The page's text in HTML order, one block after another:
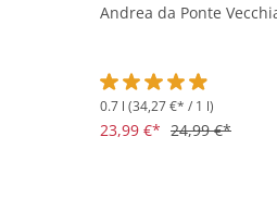
Andrea da Ponte
Durchschnittliche
0.7 l (34,27 €* / 1 l)
23,99 €* 24,99 €*